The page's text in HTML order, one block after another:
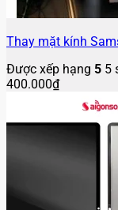
Thay mặt kính
Được xếp hạng 5 5
400.000₫